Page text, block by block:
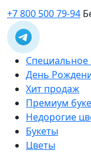
+7 800 500 79-94
День
Хит продаж
Премиум
Недорогие
Букеты
Цветы